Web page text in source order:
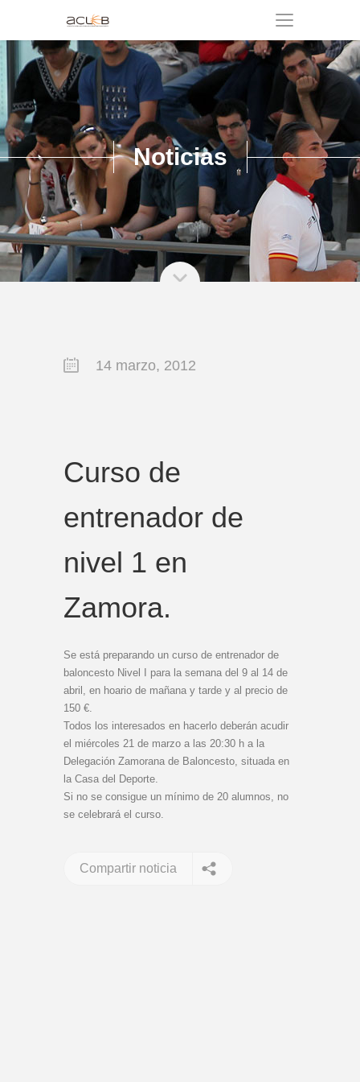
Noticias
14 marzo, 2012
Curso de
entrenador de
nivel 1 en
Zamora.
Se está preparando un curso de entrenador de
baloncesto Nivel I para la semana del 9 al 14 de
abril, en hoario de mañana y tarde y al precio de
150 €.
Todos los interesados en hacerlo deberán acudir
el miércoles 21 de marzo a las 20:30 h a la
Delegación Zamorana de Baloncesto, situada en
la Casa del Deporte.
Si no se consigue un mínimo de 20 alumnos, no
se celebrará el curso.
Compartir noticia